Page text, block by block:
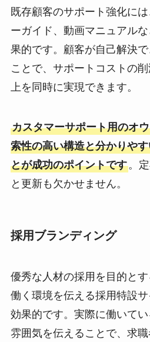
既存顧客のサポート強化に
ーガイド、動画マニュアル
果的です。顧客が自己解決
ことで、サポートコストの
上を同時に実現できます。
カスタマーサポート用のオ
索性の高い構造と分かりや
とが成功のポイントです。
と更新も欠かせません。
採用ブランディング
優秀な人材の採用を目的と
働く環境を伝える採用特設
効果的です。実際に働いて
雰囲気を伝えることで、求